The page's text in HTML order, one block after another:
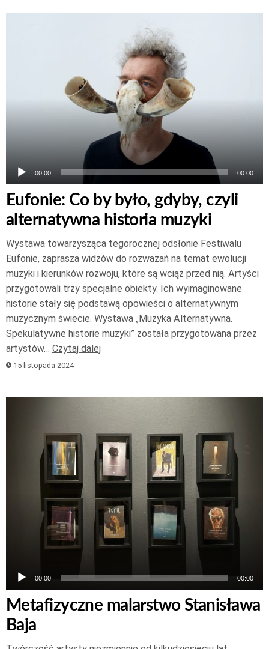
00:00 00:00
Eufonie: Co by było, gdyby, czyli
alternatywna historia muzyki
Wystawa towarzysząca tegorocznej odsłonie Festiwalu
Eufonie, zaprasza widzów do rozważań na temat ewolucji
muzyki i kierunków rozwoju, które są wciąż przed nią. Artyści
przygotowali trzy specjalne obiekty. Ich wyimaginowane
historie stały się podstawą opowieści o alternatywnym
muzycznym świecie. Wystawa „Muzyka Alternatywna.
Spekulatywne historie muzyki” została przygotowana przez
artystów… Czytaj dalej
15 listopada 2024
dźwiękowych
00:00 00:00
Metafizyczne malarstwo Stanisława
Baja